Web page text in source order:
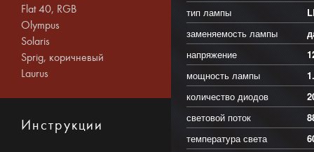
тип лампы
заменяемость лампы
напряжение
мощность лампы
количество диодов
световой поток
температура света
Flat 40, RGB
Olympus
Solaris
Sprig, коричневый
Laurus
Инструкции